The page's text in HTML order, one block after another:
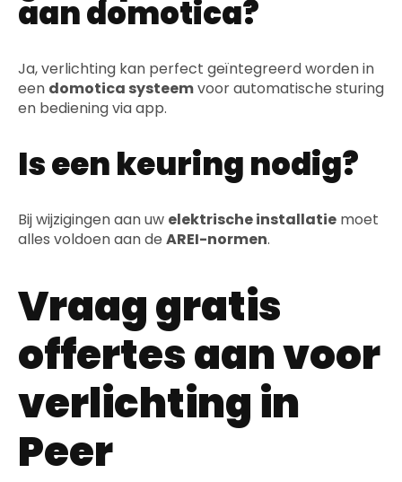
aan domotica?
Ja, verlichting kan perfect geïntegreerd worden in
een domotica systeemvoor automatische sturing
en bediening via app.
Is een keuring nodig?
Bij wijzigingen aan uw elektrische installatie moet
alles voldoen aan de AREI-normen.
Vraag gratis
offertes aan voor
verlichting in
Peer